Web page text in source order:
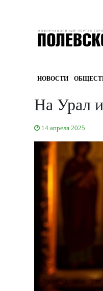
НОВОСТИ
На Урал
14 апреля 2025